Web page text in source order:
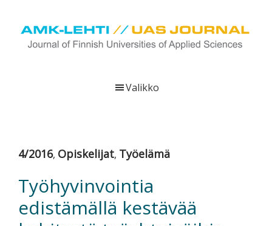
Hyppää
pääsisältöön
Hyppää
ensisijaiseen
Hyppää
alatunnisteeseen
viestittää
tutkimus-,
kehittämis-
ja
Valikko
4/2016, Opiskelijat, Työelämä
Työhyvinvointia
edistämällä kestävää